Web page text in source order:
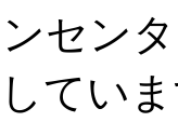
セン
てい